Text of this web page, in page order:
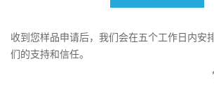
收到您样品申请后，我们会在五个工作日内安
们的支持和信任。